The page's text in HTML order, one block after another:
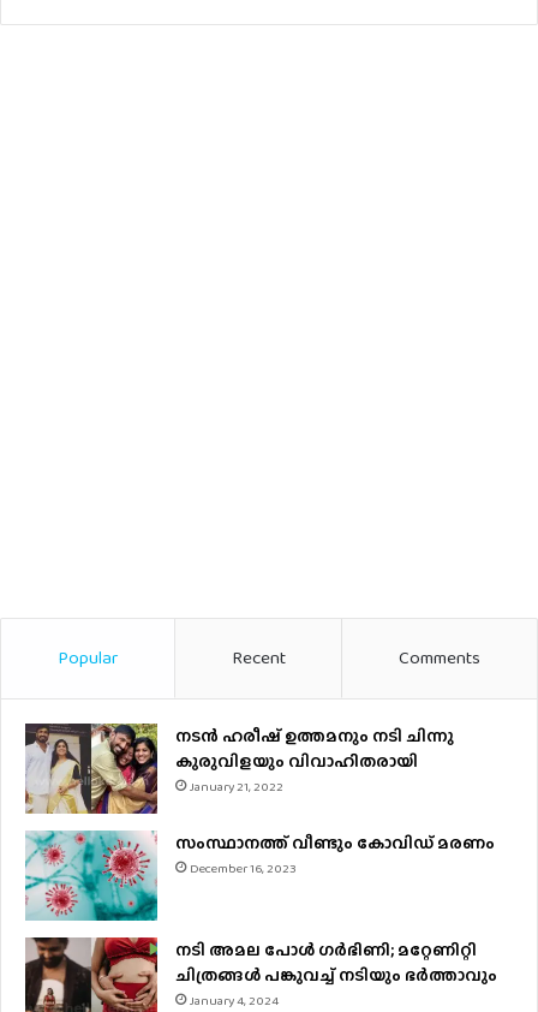
Popular Recent Comments
നടന്‍ ഹരീഷ് ഉത്തമനും നടി ചിന്നു
കുരുവിളയും വിവാഹിതരായി
January 21, 2022
സംസ്ഥാനത്ത് വീണ്ടും കോവിഡ് മരണം
December 16, 2023
നടി അമല പോൾ ​ഗർഭിണി; മറ്റേണിറ്റി
ചിത്രങ്ങള്‍ പങ്കുവച്ച് നടിയും ഭർത്താവും
January 4, 2024